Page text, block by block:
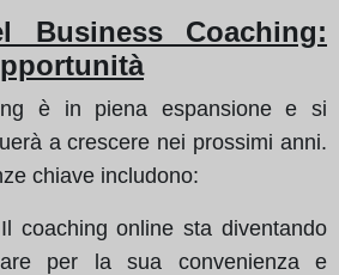
Business Coaching:
è in piena espansione e si
a crescere nei prossimi anni.
chiave includono:
coaching online sta diventando
per la sua convenienza e